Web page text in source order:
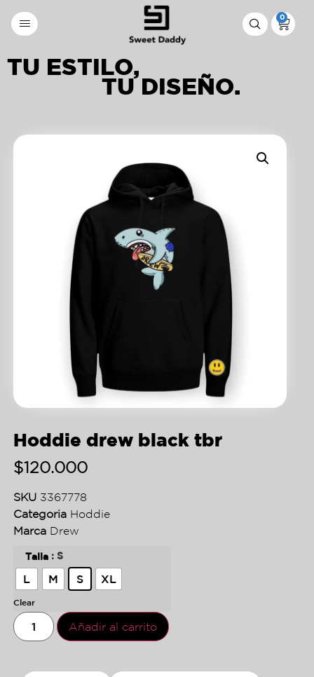
0
TU ESTILO,
TU DISEÑO.
Hoddie drew black tbr
$120.000
SKU 3367778
Categoria Hoddie
Marca Drew
Talla : S
L M S XL
Clear
Añadir al carrito